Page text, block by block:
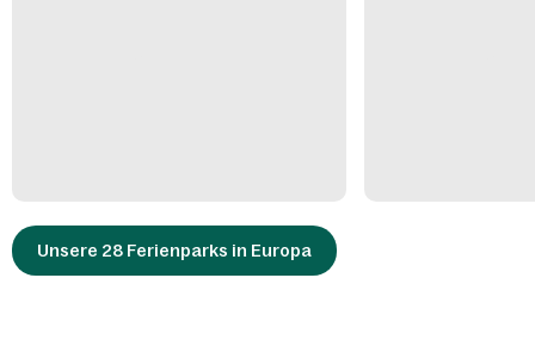
Unsere 28 Ferienparks in Europa